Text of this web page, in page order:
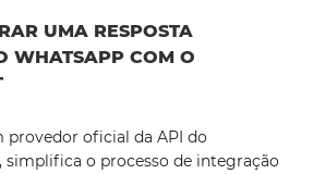
UMA RESPOSTA
WHATSAPP COM O
provedor oficial da API do
simplifica o processo de integração